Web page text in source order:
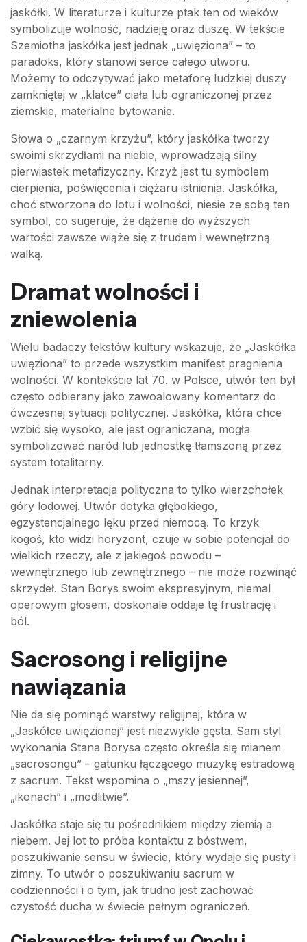
jaskółki. W literaturze i kulturze ptak ten od wieków
symbolizuje wolność, nadzieję oraz duszę. W tekście
Szemiotha jaskółka jest jednak „uwięziona” – to
paradoks, który stanowi serce całego utworu.
Możemy to odczytywać jako metaforę ludzkiej duszy
zamkniętej w „klatce” ciała lub ograniczonej przez
ziemskie, materialne bytowanie.
Słowa o „czarnym krzyżu”, który jaskółka tworzy
swoimi skrzydłami na niebie, wprowadzają silny
pierwiastek metafizyczny. Krzyż jest tu symbolem
cierpienia, poświęcenia i ciężaru istnienia. Jaskółka,
choć stworzona do lotu i wolności, niesie ze sobą ten
symbol, co sugeruje, że dążenie do wyższych
wartości zawsze wiąże się z trudem i wewnętrzną
walką.
Dramat wolności i
zniewolenia
Wielu badaczy tekstów kultury wskazuje, że „Jaskółka
uwięziona” to przede wszystkim manifest pragnienia
wolności. W kontekście lat 70. w Polsce, utwór ten był
często odbierany jako zawoalowany komentarz do
ówczesnej sytuacji politycznej. Jaskółka, która chce
wzbić się wysoko, ale jest ograniczana, mogła
symbolizować naród lub jednostkę tłamszoną przez
system totalitarny.
Jednak interpretacja polityczna to tylko wierzchołek
góry lodowej. Utwór dotyka głębokiego,
egzystencjalnego lęku przed niemocą. To krzyk
kogoś, kto widzi horyzont, czuje w sobie potencjał do
wielkich rzeczy, ale z jakiegoś powodu –
wewnętrznego lub zewnętrznego – nie może rozwinąć
skrzydeł. Stan Borys swoim ekspresyjnym, niemal
operowym głosem, doskonale oddaje tę frustrację i
ból.
Sacrosong i religijne
nawiązania
Nie da się pominąć warstwy religijnej, która w
„Jaskółce uwięzionej” jest niezwykle gęsta. Sam styl
wykonania Stana Borysa często określa się mianem
„sacrosongu” – gatunku łączącego muzykę estradową
z sacrum. Tekst wspomina o „mszy jesiennej”,
„ikonach” i „modlitwie”.
Jaskółka staje się tu pośrednikiem między ziemią a
niebem. Jej lot to próba kontaktu z bóstwem,
poszukiwanie sensu w świecie, który wydaje się pusty i
zimny. To utwór o poszukiwaniu sacrum w
codzienności i o tym, jak trudno jest zachować
czystość ducha w świecie pełnym ograniczeń.